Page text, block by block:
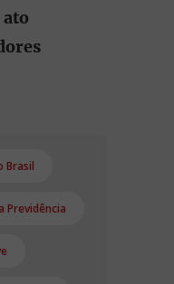
Brasil
Previdência